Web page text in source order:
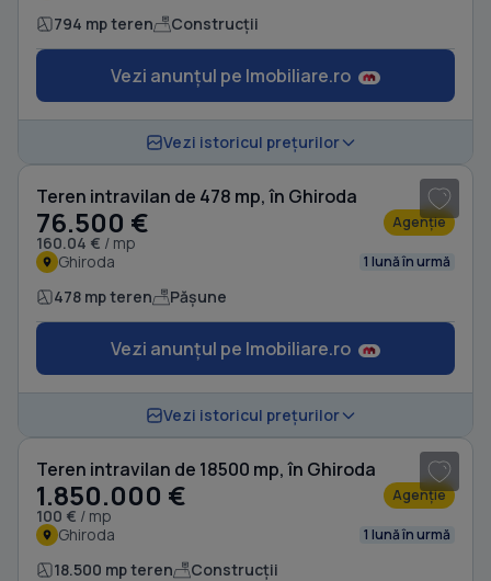
794 mp teren Construcții
Vezi anunțul pe Imobiliare.ro
Vezi istoricul prețurilor
Teren intravilan de 478 mp, în Ghiroda
76.500 €
160.04 € / mp
Agenție
Ghiroda 1 lună în urmă
478 mp teren Pășune
Vezi anunțul pe Imobiliare.ro
Vezi istoricul prețurilor
Teren intravilan de 18500 mp, în Ghiroda
1.850.000 €
100 € / mp
Agenție
Ghiroda 1 lună în urmă
18.500 mp teren Construcții